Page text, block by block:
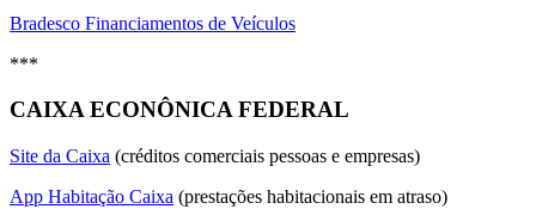
Bradesco Financiamentos de Veículos
***
CAIXA ECONÔNICA FEDERAL
Site da Caixa (créditos comerciais pessoas e empresas)
App Habitação Caixa (prestações habitacionais em atraso)